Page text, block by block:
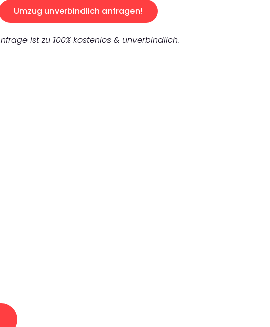
Umzug unverbindlich anfragen!
ist zu 100% kostenlos & unverbindlich.